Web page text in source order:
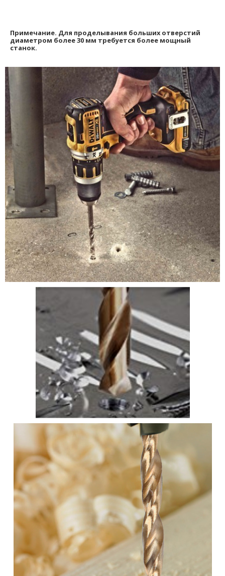
Примечание. Для проделывания больших отверстий
диаметром более 30 мм требуется более мощный
станок.